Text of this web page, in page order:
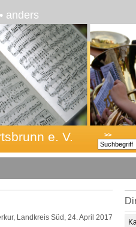
anders
e. V. >>
Landkreis Süd, 24. April 2017